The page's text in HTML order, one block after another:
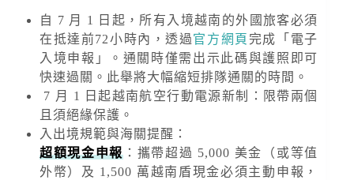
自 7 月 1 日起，所有入境越南的外國旅客必須
在抵達前72小時內，透過官方網頁 完成「電子
入境申報」。通關時僅需出示此碼與護照即可
快速過關。此舉將大幅縮短排隊通關的時間。
7 月 1 日起越南航空行動電源新制：限帶兩個
且須絕緣保護。
入出境規範與海關提醒 ：
超額現金申報 ：攜帶超過 5,000 美金
（或等值
外幣）及 1,500 萬越南盾現金必須主動申報，